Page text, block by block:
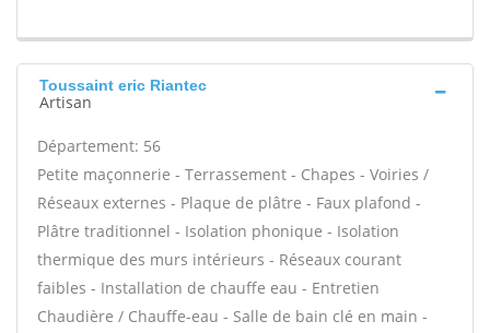
Toussaint eric Riantec
Artisan
Département: 56
Petite maçonnerie - Terrassement - Chapes - Voiries /
Réseaux externes - Plaque de plâtre - Faux plafond -
Plâtre traditionnel - Isolation phonique - Isolation
thermique des murs intérieurs - Réseaux courant
faibles - Installation de chauffe eau - Entretien
Chaudière / Chauffe-eau - Salle de bain clé en main -